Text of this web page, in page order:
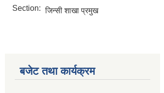
Section: जिन्सी शाखा प्रमुख
बजेट तथा कार्यक्रम